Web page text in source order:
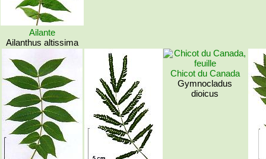
Ailante
Ailanthus altissima
Chicot du Canada
Gymnocladus
dioicus